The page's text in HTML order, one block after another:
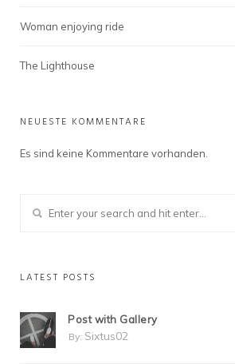
Woman enjoying ride
The Lighthouse
NEUESTE KOMMENTARE
Es sind keine Kommentare vorhanden.
LATEST POSTS
Post with Gallery
By: Sixtus02